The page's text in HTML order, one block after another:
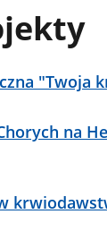
"Twoja
na